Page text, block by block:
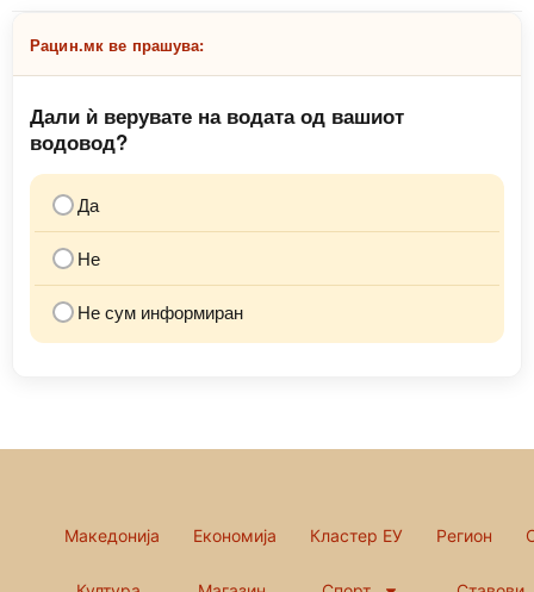
Рацин.мк ве прашува:
Дали ѝ верувате на водата од вашиот
водовод?
Да
Не
Не сум информиран
Македонија Економија Кластер ЕУ Регион